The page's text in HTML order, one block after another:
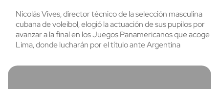
Nicolás Vives, director técnico de la selección masculina
cubana de voleibol, elogió la actuación de sus pupilos por
avanzar a la final en los Juegos Panamericanos que acoge
Lima, donde lucharán por el título ante Argentina